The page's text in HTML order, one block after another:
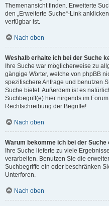
Themenansicht finden. Erweiterte
den „Erweiterte Suche“-Link
verfügbar ist.
Nach oben
Weshalb erhalte ich bei der Suche
Ihre Suche war möglicherweise zu
gängige Wörter, welche von phpBB
spezifischere Anfrage und benutzen
Suche bietet. Außerdem ist es
Suchbegriff(e) hier nirgends im
Rechtschreibung der Begriffe!
Nach oben
Warum bekomme ich bei der Suche
Ihre Suche lieferte zu viele
verarbeiten. Benutzen Sie die
Suchbegriffe ein oder beschränken
Unterforen.
Nach oben